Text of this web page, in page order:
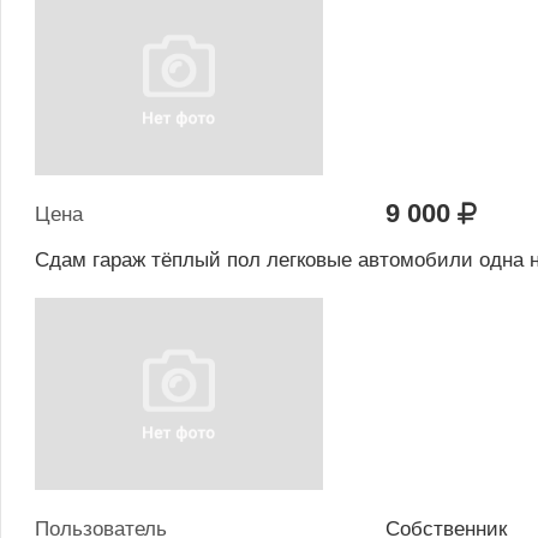
Цена 9 000
Сдам гараж тёплый пол легковые автомобили одна
Пользователь
Собственник